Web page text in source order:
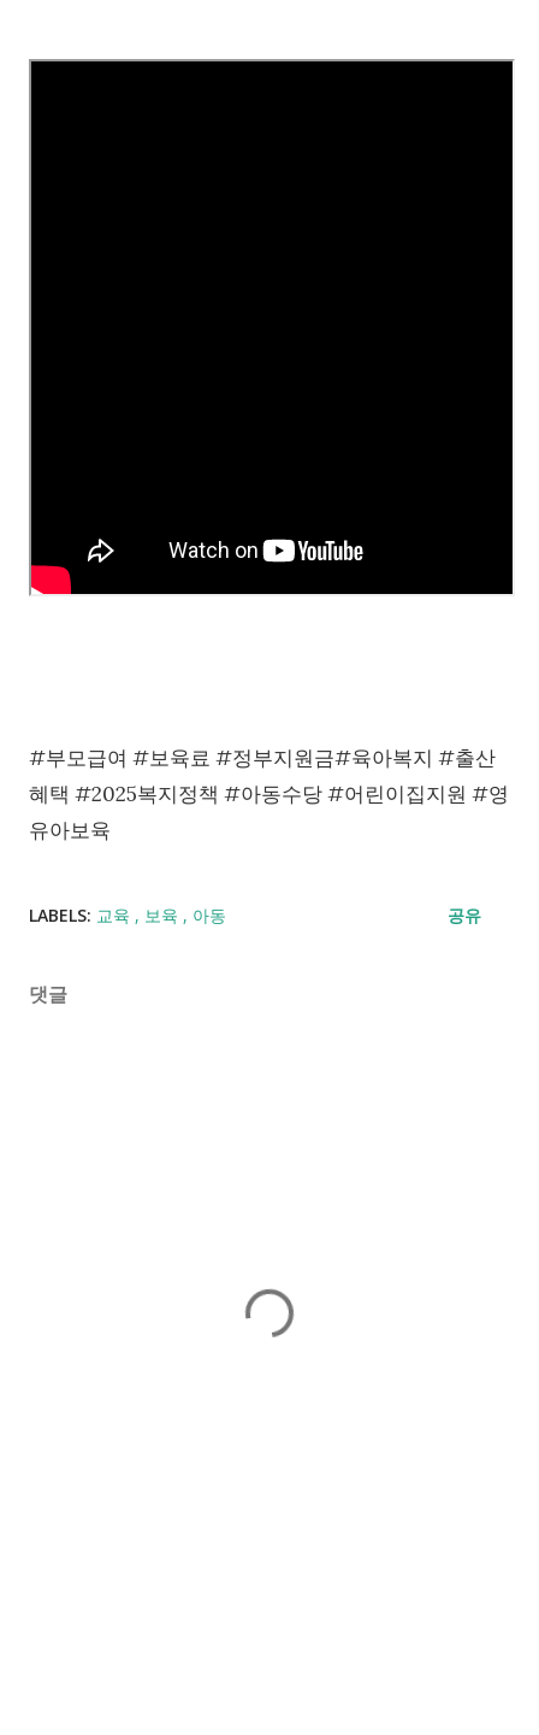
#부모급여 #보육료 #정부지원금#육아복지 #출산
혜택 #2025복지정책 #아동수당 #어린이집지원 #영
유아보육
LABELS: 교육 보육 아동 공유
댓글